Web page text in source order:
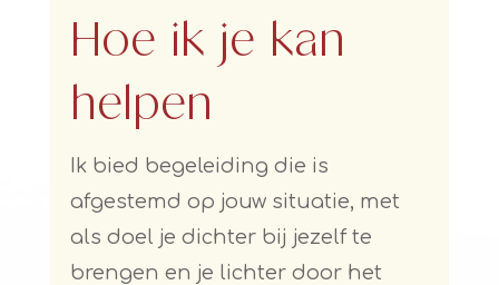
Hoe ik je kan
helpen
Ik bied begeleiding die is
afgestemd op jouw situatie, met
als doel je dichter bij jezelf te
brengen en je lichter door het